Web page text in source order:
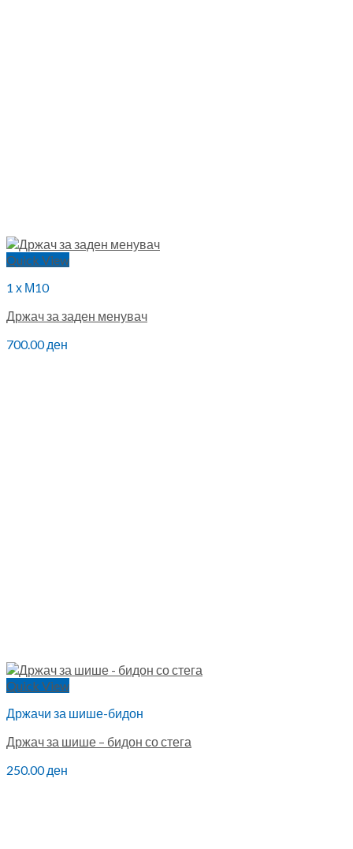
Quick View
1 х М10
Држач за заден менувач
700.00ден
Quick View
Држачи за шише-бидон
Држач за шише – бидон со стега
250.00ден